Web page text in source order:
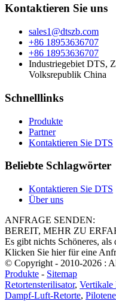
Kontaktieren Sie uns
sales1@dtszb.com
+86 18953636707
+86 18953636707
Industriegebiet DTS,
Volksrepublik China
Schnelllinks
Produkte
Partner
Kontaktieren Sie DTS
Beliebte Schlagwörter
Kontaktieren Sie DTS
Über uns
ANFRAGE SENDEN:
BEREIT, MEHR ZU
Es gibt nichts Schöneres, als
Klicken Sie hier für eine
© Copyright - 2010-2026 :
Produkte - Sitemap
Retortensterilisator, Vertikale
Dampf-Luft-Retorte,